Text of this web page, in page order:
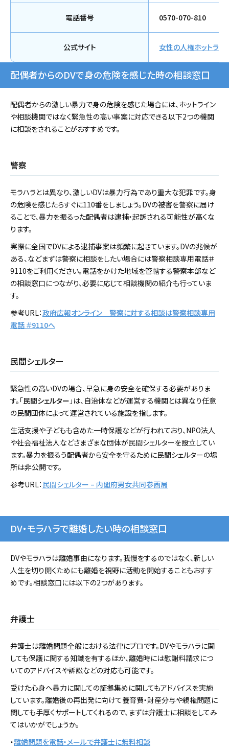
電話番号 0570-070-810
公式サイト 女性の人権ホットライ
配偶者からのDVで身の危険を感じた時の相談窓口
配偶者からの激しい暴力で身の危険を感じた場合には、ホットライン
や相談機関ではなく緊急性の高い事案に対応できる以下2つの機関
に相談をされることがおすすめです。
警察
モラハラとは異なり、激しいDVは暴力行為であり重大な犯罪です。身
の危険を感じたらすぐに110番をしましょう。DVの被害を警察に届け
ることで、暴力を振るった配偶者は逮捕・起訴される可能性が高くな
ります。
実際に全国でDVによる逮捕事案は頻繁に起きています。DVの兆候が
ある、などまずは警察に相談をしたい場合には警察相談専用電話＃
9110をご利用ください。電話をかけた地域を管轄する警察本部など
の相談窓口につながり、必要に応じて相談機関の紹介も行っていま
す。
参考URL：政府広報オンライン 警察に対する相談は警察相談専用
電話 ＃9110へ
民間シェルター
緊急性の高いDVの場合、早急に身の安全を確保する必要がありま
す。「民間シェルター 」は、自治体などが運営する機関とは異なり任意
の民間団体によって運営されている施設を指します。
生活支援や子どもも含めた一時保護などが行われており、NPO法人
や社会福祉法人などさまざまな団体が民間シェルターを設立してい
ます。暴力を振るう配偶者から安全を守るために民間シェルターの場
所は非公開です。
参考URL： 民間シェルター – 内閣府男女共同参画局
DV・モラハラで離婚したい時の相談窓口
DVやモラハラは離婚事由になります。我慢をするのではなく、新しい
人生を切り開くためにも離婚を視野に活動を開始することもおすす
めです。相談窓口には以下の2つがあります。
弁護士
弁護士は離婚問題全般における法律にプロです。DVやモラハラに関
しても保護に関する知識を有するほか、離婚時には慰謝料請求につ
いてのアドバイスや訴訟などの対応も可能です。
受けた心身へ暴力に関しての証拠集めに関してもアドバイスを実施
しています。離婚後の再出発に向けて養育費・財産分与や親権問題に
関しても手厚くサポートしてくれるので、まずは弁護士に相談をしてみ
てはいかがでしょうか。
・離婚問題を電話・メールで弁護士に無料相談